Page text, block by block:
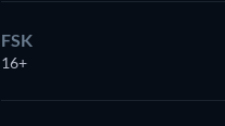
FSK
16+